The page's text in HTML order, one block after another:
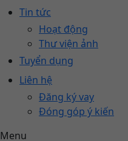
Tin tức
Hoạt động
Thư viện ảnh
Tuyển dụng
Liên hệ
Đăng ký vay
Đóng góp ý kiến
Menu